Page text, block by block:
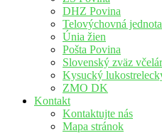
DHZ Povina
Telovýchovná
Únia žien
Pošta Povina
Slovenský zväz
Kysucký
ZMO DK
Kontakt
Kontaktujte nás
Mapa stránok